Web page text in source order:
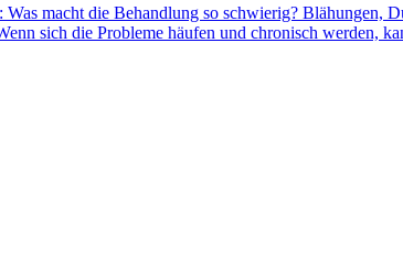
macht die Behandlung so schwierig?
sich die Probleme häufen und chronisch werden,